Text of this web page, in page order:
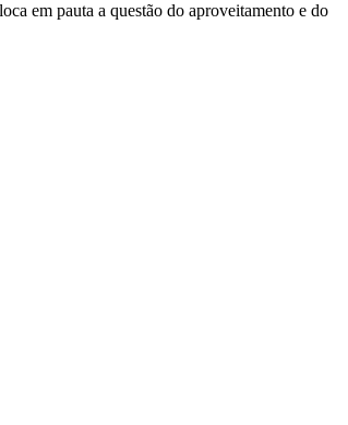
em pauta a questão do aproveitamento e do